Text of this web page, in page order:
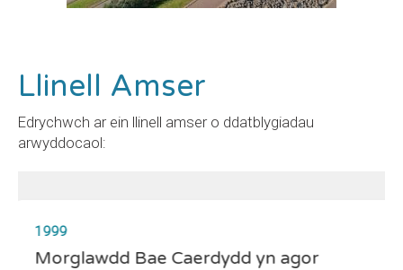
Llinell Amser
Edrychwch ar ein llinell amser o ddatblygiadau
arwyddocaol:
1999
Morglawdd Bae Caerdydd yn agor